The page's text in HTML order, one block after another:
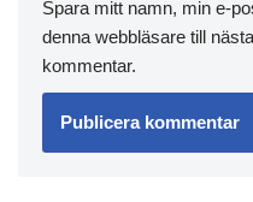
Spara mitt namn, min e-
denna webbläsare till
kommentar.